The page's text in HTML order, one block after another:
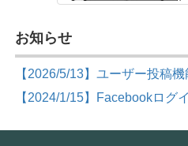
お知らせ
【2026/5/13】ユーザー投稿
【2024/1/15】Facebookログ